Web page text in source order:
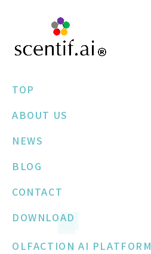
TOP
ABOUT US
NEWS
BLOG
CONTACT
DOWNLOAD
OLFACTION AI PLATFORM